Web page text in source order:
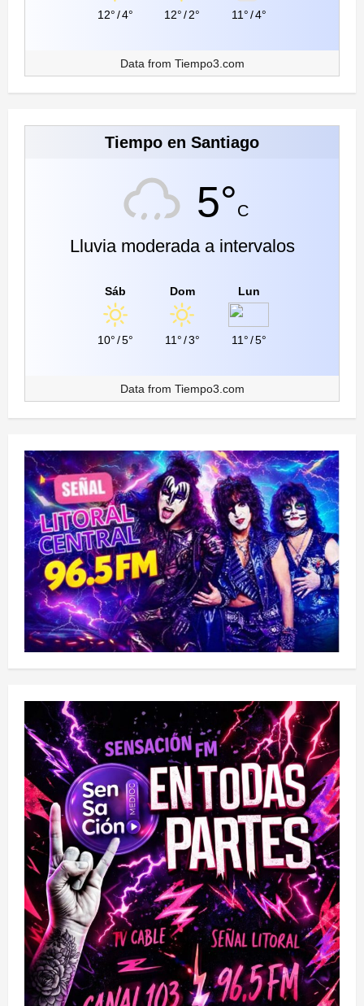
12°/4° 12°/2° 11°/4°
Data from Tiempo3.com
Tiempo en Santiago
5°C
Lluvia moderada a intervalos
Sáb
10°/5°
Dom
11°/3°
Lun
11°/5°
Data from Tiempo3.com